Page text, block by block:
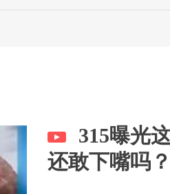
315曝光
还敢下嘴吗